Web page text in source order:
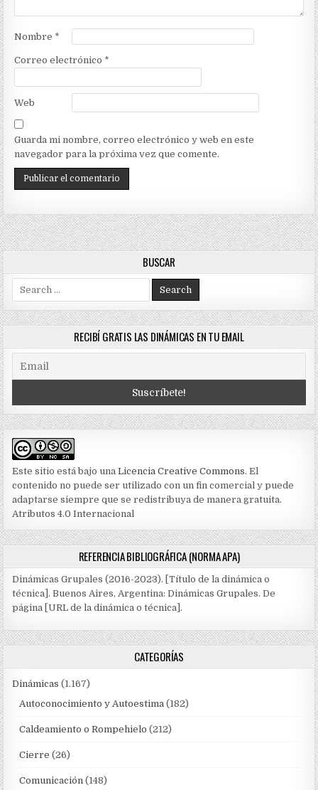
Nombre *
Correo electrónico *
Web
Guarda mi nombre, correo electrónico y web en este
navegador para la próxima vez que comente.
BUSCAR
Search
for:
RECIBÍ GRATIS LAS DINÁMICAS EN TU EMAIL
Este sitio está bajo unaLicencia Creative Commons. El
contenido no puede ser utilizado con un fin comercial y puede
adaptarse siempre que se redistribuya de manera gratuita.
Atributos 4.0 Internacional
REFERENCIA BIBLIOGRÁFICA (NORMA APA)
Dinámicas Grupales (2016-2023). [Título de la dinámica o
técnica]. Buenos Aires, Argentina: Dinámicas Grupales. De
página [URL de la dinámica o técnica].
CATEGORÍAS
Dinámicas (1.167)
Autoconocimiento y Autoestima (182)
Caldeamiento o Rompehielo (212)
Cierre (26)
Comunicación (148)